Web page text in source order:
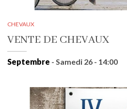
CHEVAUX
VENTE DE CHEVAUX
Septembre - Samedi 26 - 14:00